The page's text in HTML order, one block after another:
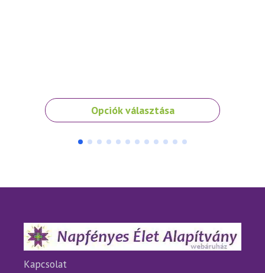
Opciók választása
Ennek
a
A
termékoldalon
választhatók
ki
Kapcsolat